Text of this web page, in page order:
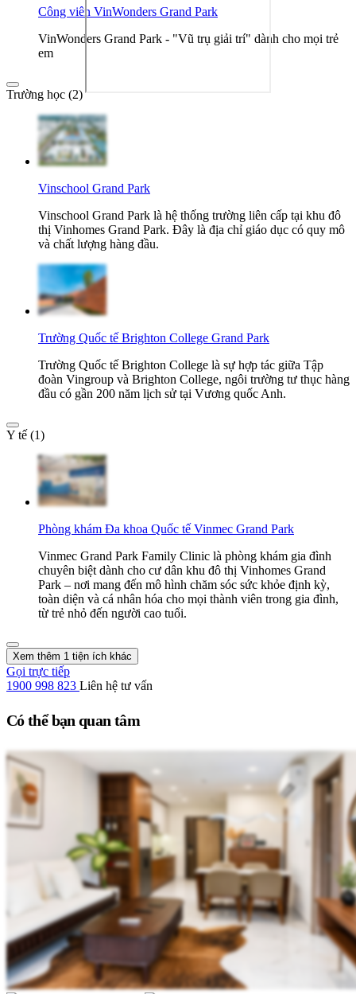
Công viên VinWonders Grand Park
VinWonders Grand Park - "Vũ trụ giải trí" dành cho mọi trẻ
em
Trường học (2)
Vinschool Grand Park
Vinschool Grand Park là hệ thống trường liên cấp tại khu đô
thị Vinhomes Grand Park. Đây là địa chỉ giáo dục có quy mô
và chất lượng hàng đầu.
Trường Quốc tế Brighton College Grand Park
Trường Quốc tế Brighton College là sự hợp tác giữa Tập
đoàn Vingroup và Brighton College, ngôi trường tư thục hàng
đầu có gần 200 năm lịch sử tại Vương quốc Anh.
Y tế (1)
Phòng khám Đa khoa Quốc tế Vinmec Grand Park
Vinmec Grand Park Family Clinic là phòng khám gia đình
chuyên biệt dành cho cư dân khu đô thị Vinhomes Grand
Park – nơi mang đến mô hình chăm sóc sức khỏe định kỳ,
toàn diện và cá nhân hóa cho mọi thành viên trong gia đình,
từ trẻ nhỏ đến người cao tuổi.
Xem thêm 1 tiện ích khác
Gọi trực tiếp
1900 998 823 Liên hệ tư vấn
Có thể bạn quan tâm